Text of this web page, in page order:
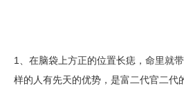
1、在脑袋上方正的位置长痣，命里就
样的人有先天的优势，是富二代官二代